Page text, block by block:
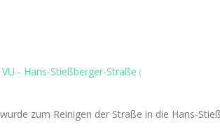
- Hans-Stießberger-Straße (
zum Reinigen der Straße in die Hans-